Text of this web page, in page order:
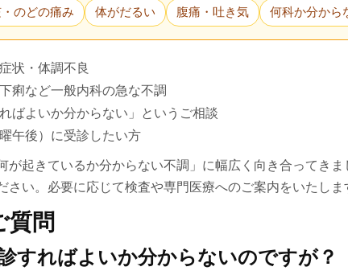
・のどの痛み 体がだるい 腹痛・吐き気 何科か分から
状・体調不良
痢など一般内科の急な不調
ばよいか分からない」というご相談
午後）に受診したい方
が起きているか分からない不調」に幅広く向き合ってき
さい。必要に応じて検査や専門医療へのご案内をいたしま
質問
すればよいか分からないのですが？